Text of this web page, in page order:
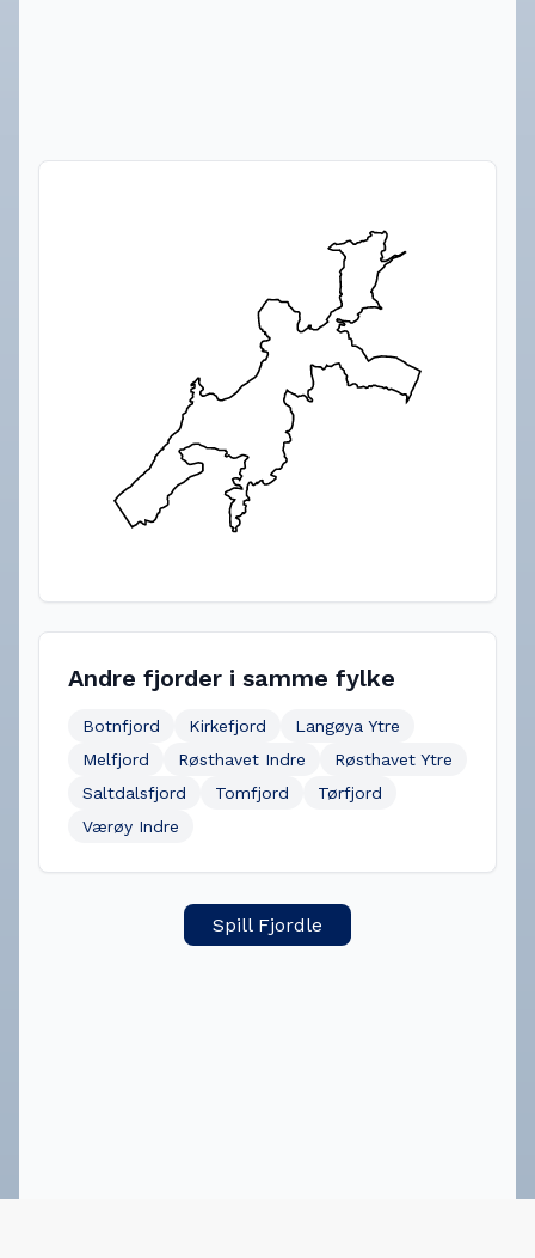
Andre fjorder i samme fylke
Botnfjord Kirkefjord
Langøya Ytre
Melfjord
Røsthavet Indre
Røsthavet Ytre
Saltdalsfjord
Tomfjord
Tørfjord
Værøy Indre
Spill Fjordle